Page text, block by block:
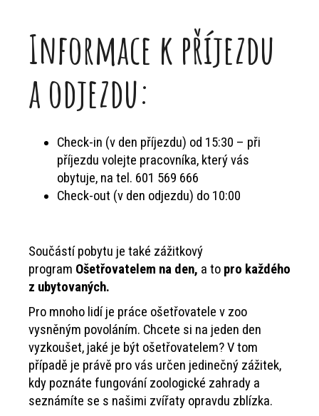
Informace k příjezdu
a odjezdu:
Check-in (v den příjezdu) od 15:30 – při
příjezdu volejte pracovníka, který vás
obytuje, na tel. 601 569 666
Check-out (v den odjezdu) do 10:00
Součástí pobytu je také zážitkový
program Ošetřovatelem na den, a to pro každého
z ubytovaných.
Pro mnoho lidí je práce ošetřovatele v zoo
vysněným povoláním. Chcete si na jeden den
vyzkoušet, jaké je být ošetřovatelem? V tom
případě je právě pro vás určen jedinečný zážitek,
kdy poznáte fungování zoologické zahrady a
seznámíte se s našimi zvířaty opravdu zblízka.